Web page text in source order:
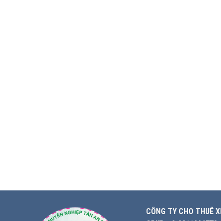
CÔNG TY CHO THUÊ